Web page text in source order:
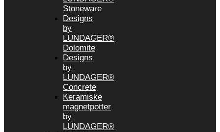
Stoneware
Designs
by
LUNDAGER®
Dolomite
Designs
by
LUNDAGER®
Concrete
Keramiske
magnetpotter
by
LUNDAGER®